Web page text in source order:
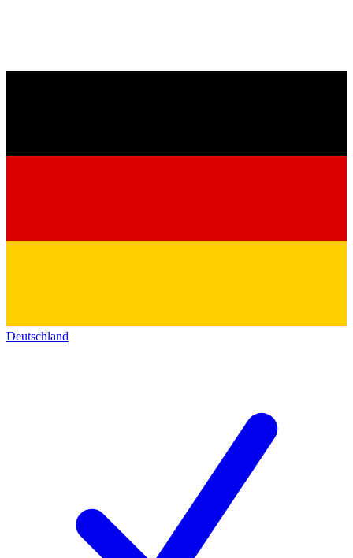
Deutschland